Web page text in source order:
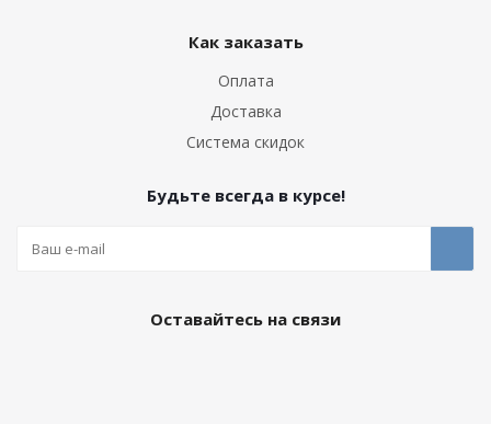
Как заказать
Оплата
Доставка
Система скидок
Будьте всегда в курсе!
Оставайтесь на связи